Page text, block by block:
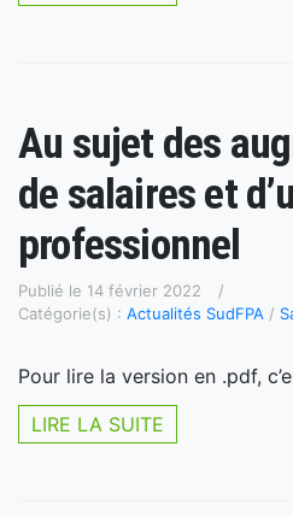
Au sujet des
de salaires et
professionnel
Publié le 14 février 2022
Catégorie(s) : Actualités SudFPA /
Pour lire la version en .pdf,
LIRE LA SUITE